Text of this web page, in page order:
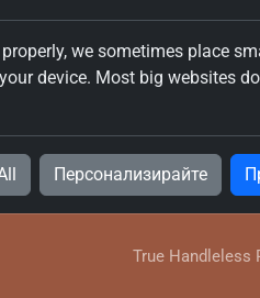
Информация за
600mm True
True Handleless
596mm door in
True Handleless
we sometimes place
device. Most big websites
Персонализирайте